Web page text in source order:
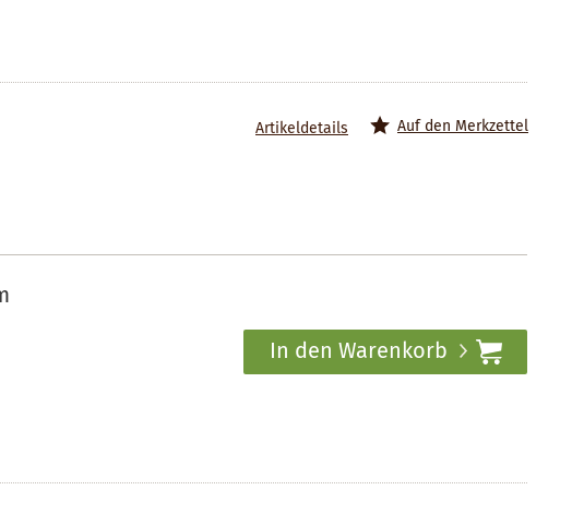
Auf den Merkzettel
Artikeldetails
In den Warenkorb